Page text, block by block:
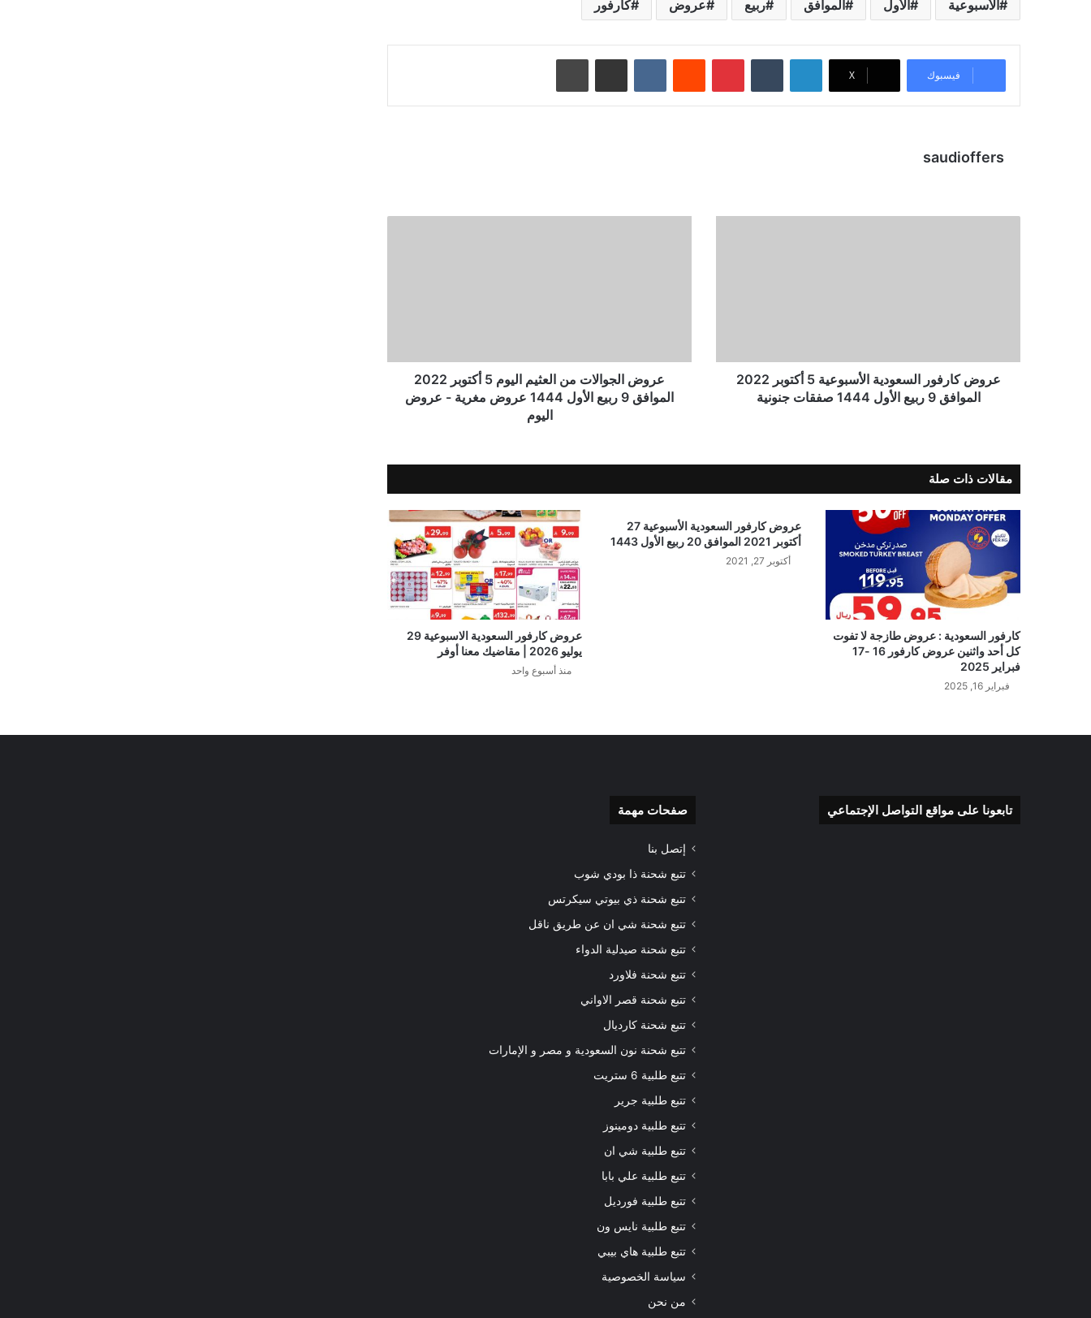
الأسبوعية الأول الموافق ربيع عروض كارفور
فيسبوك X
لينكدإن بينتيريست
saudioffers
عروض كارفور السعودية الأسبوعية 5 أكتوبر 2022
الموافق 9 ربيع الأول 1444 صفقات جنونية
عروض الجوالات من العثيم اليوم 5 أكتوبر 2022
الموافق 9 ربيع الأول 1444 عروض مغرية - عروض
اليوم
مقالات ذات صلة
كارفور السعودية : عروض طازجة لا تفوت
كل أحد واثنين عروض كارفور 16 -17
فبراير 2025
فبراير 16, 2025
عروض كارفور السعودية الأسبوعية 27
أكتوبر 2021 الموافق 20 ربيع الأول 1443
أكتوبر 27, 2021
عروض كارفور السعودية الاسبوعية 29
يوليو 2026 | مقاضيك معنا أوفر
منذ أسبوع واحد
تابعونا على مواقع التواصل الإجتماعي صفحات مهمة
إتصل بنا
تتبع شحنة ذا بودي شوب
تتبع شحنة ذي بيوتي سيكرتس
تتبع شحنة شي ان عن طريق ناقل
تتبع شحنة صيدلية الدواء
تتبع شحنة فلاورد
تتبع شحنة قصر الاواني
تتبع شحنة كارديال
تتبع شحنة نون السعودية و مصر و الإمارات
تتبع طلبية 6 ستريت
تتبع طلبية جرير
تتبع طلبية دومينوز
تتبع طلبية شي ان
تتبع طلبية علي بابا
تتبع طلبية فورديل
تتبع طلبية نايس ون
تتبع طلبية هاي بيبي
سياسة الخصوصية
من نحن